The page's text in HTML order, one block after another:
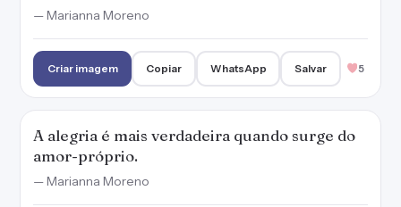
— Marianna Moreno
Criar imagem Copiar WhatsApp Salvar 5
A alegria é mais verdadeira quando surge do
amor-próprio.
— Marianna Moreno